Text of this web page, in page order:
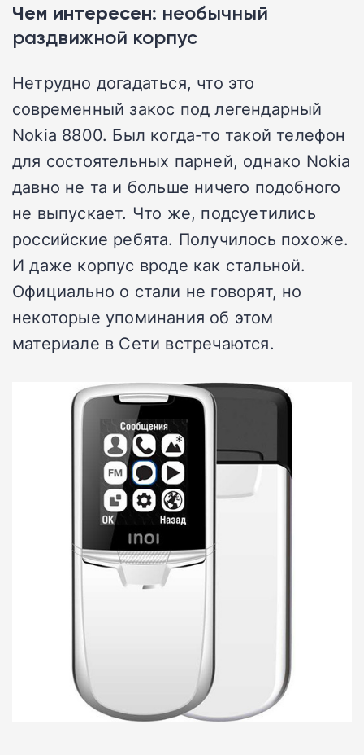
Чем интересен: необычный
раздвижной корпус
Нетрудно догадаться, что это
современный закос под легендарный
Nokia 8800. Был когда-то такой телефон
для состоятельных парней, однако Nokia
давно не та и больше ничего подобного
не выпускает. Что же, подсуетились
российские ребята. Получилось похоже.
И даже корпус вроде как стальной.
Официально о стали не говорят, но
некоторые упоминания об этом
материале в Сети встречаются.